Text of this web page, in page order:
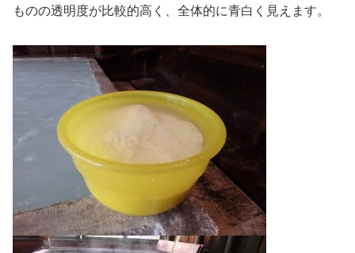
ものの透明度が比較的高く、全体的に青白く見えます。